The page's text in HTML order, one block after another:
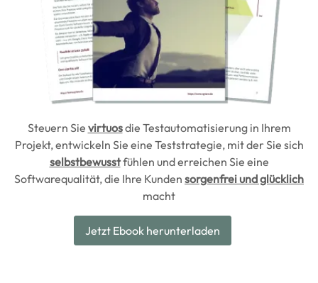
Steuern Sie virtuosdie Testautomatisierung in Ihrem
Projekt, entwickeln Sie eine Teststrategie, mit der Sie sich
selbstbewusstfühlen und erreichen Sie eine
Softwarequalität, die Ihre Kunden sorgenfrei und glücklich
macht
Jetzt Ebook herunterladen